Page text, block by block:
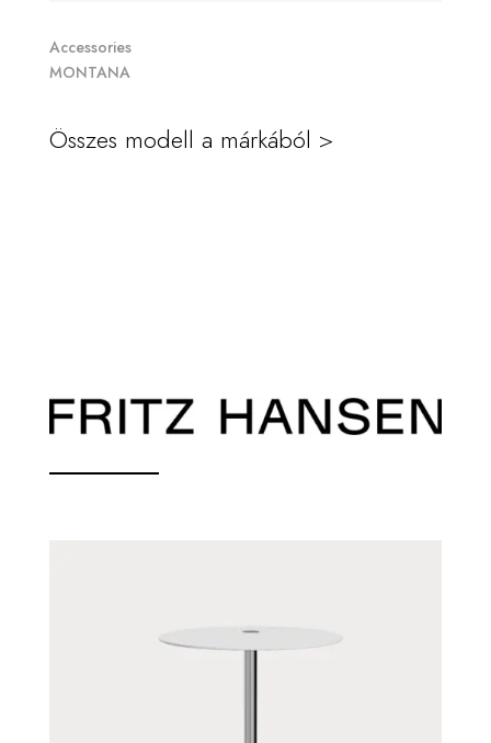
Accessories
MONTANA
Összes modell a márkából >